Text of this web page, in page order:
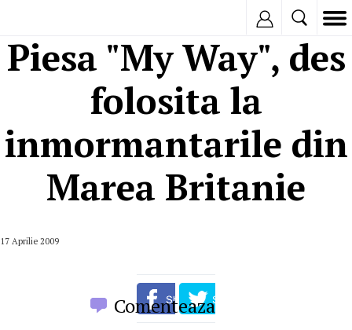
Piesa "My Way", des
folosita la
inmormantarile din
Marea Britanie
17 Aprilie 2009
Comenteaza